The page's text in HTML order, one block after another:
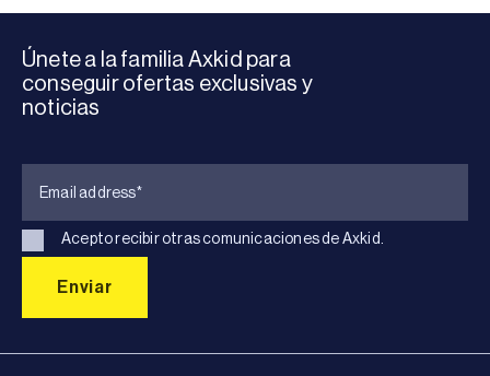
Únete a la familia Axkid para
conseguir ofertas exclusivas y
noticias
Acepto recibir otras comunicaciones de Axkid.